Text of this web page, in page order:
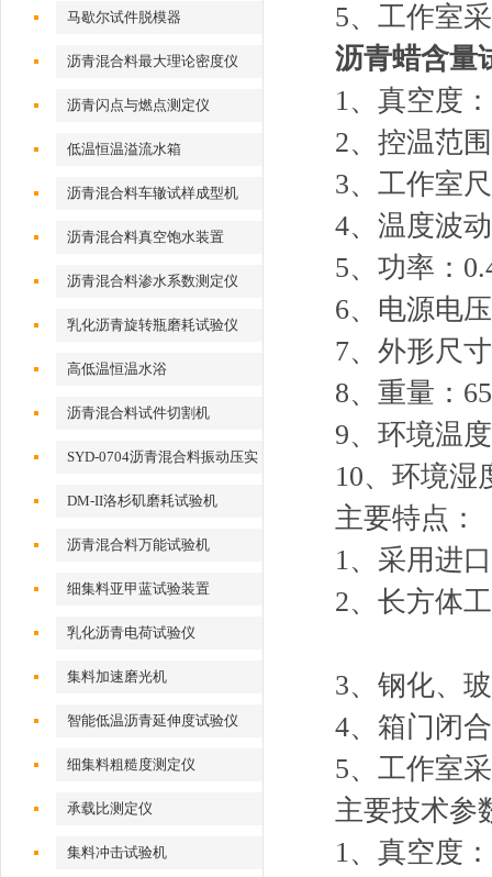
5、工作室
沥青蜡含量
1、真空度
2、控温范
3、工作室
4、温度波
5、功率：
6、电源电
7、外形尺
8、重量：
9、环境温
10、环境湿
主要特点：
1、采用进
2、长方
3、钢化、
4、箱门闭
5、工作室
主要技术参
1、真空度
马歇尔试件脱模器
沥青混合料最大理论密度仪
沥青闪点与燃点测定仪
低温恒温溢流水箱
沥青混合料车辙试样成型机
沥青混合料真空饱水装置
沥青混合料渗水系数测定仪
乳化沥青旋转瓶磨耗试验仪
高低温恒温水浴
沥青混合料试件切割机
SYD-0704沥青混合料振动压实
DM-II洛杉矶磨耗试验机
沥青混合料万能试验机
细集料亚甲蓝试验装置
乳化沥青电荷试验仪
集料加速磨光机
智能低温沥青延伸度试验仪
细集料粗糙度测定仪
承载比测定仪
集料冲击试验机